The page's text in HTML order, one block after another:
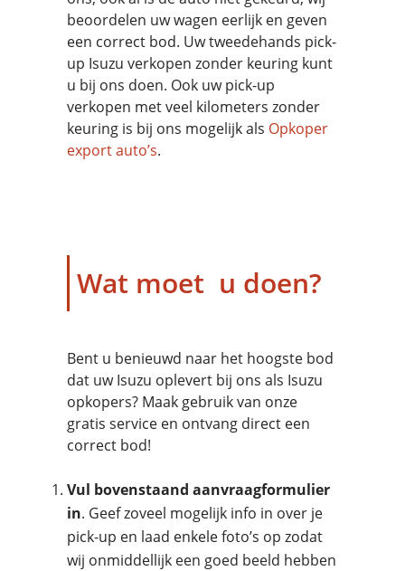
beoordelen uw wagen eerlijk en geven
een correct bod. Uw tweedehands pick-
up Isuzu verkopen zonder keuring kunt
u bij ons doen. Ook uw pick-up
verkopen met veel kilometers zonder
keuring is bij ons mogelijk als Opkoper
export auto’s.
Wat moet u doen?
Bent u benieuwd naar het hoogste bod
dat uw Isuzu oplevert bij ons als Isuzu
opkopers? Maak gebruik van onze
gratis service en ontvang direct een
correct bod!
Vul bovenstaand aanvraagformulier
in. Geef zoveel mogelijk info in over je
pick-up en laad enkele foto’s op zodat
wij onmiddellijk een goed beeld hebben